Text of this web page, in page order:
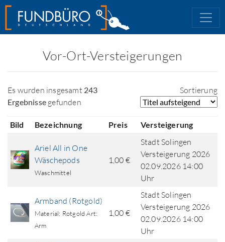
Vor-Ort-Versteigerungen
Es wurden insgesamt 243
Ergebnisse gefunden
Sortierung
Bild Bezeichnung Preis Versteigerung
Ariel All in One
Wäschepods
Waschmittel
1,00 €
Stadt Solingen
Versteigerung 2026
02.09.2026 14:00
Uhr
Armband (Rotgold)
Material: Rotgold Art:
Arm
1,00 €
Stadt Solingen
Versteigerung 2026
02.09.2026 14:00
Uhr